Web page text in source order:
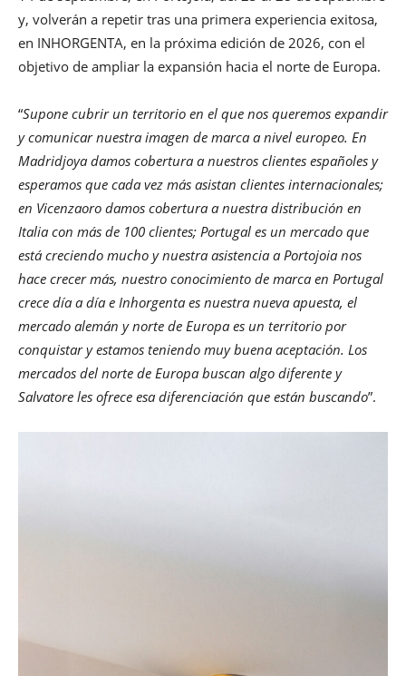
y, volverán a repetir tras una primera experiencia exitosa,
en INHORGENTA, en la próxima edición de 2026, con el
objetivo de ampliar la expansión hacia el norte de Europa.
“Supone cubrir un territorio en el que nos queremos expandir
y comunicar nuestra imagen de marca a nivel europeo. En
Madridjoya damos cobertura a nuestros clientes españoles y
esperamos que cada vez más asistan clientes internacionales;
en Vicenzaoro damos cobertura a nuestra distribución en
Italia con más de 100 clientes; Portugal es un mercado que
está creciendo mucho y nuestra asistencia a Portojoia nos
hace crecer más, nuestro conocimiento de marca en Portugal
crece día a día e Inhorgenta es nuestra nueva apuesta, el
mercado alemán y norte de Europa es un territorio por
conquistar y estamos teniendo muy buena aceptación. Los
mercados del norte de Europa buscan algo diferente y
Salvatore les ofrece esa diferenciación que están buscando”.